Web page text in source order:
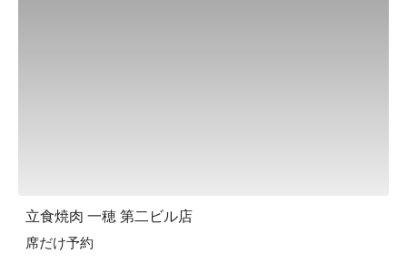
立食焼肉 一穂 第二ビル店
席だけ予約